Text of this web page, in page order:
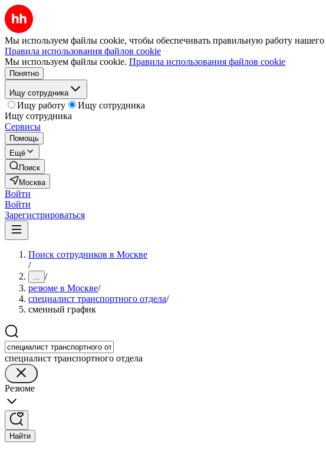
Мы используем файлы cookie, чтобы обеспечивать правильную работу нашего
Правила использования файлов cookie
Мы используем файлы cookie. Правила использования файлов cookie
Понятно
Ищу сотрудника
Ищу работу
Ищу сотрудника
Ищу сотрудника
Сервисы
Помощь
Ещё
Поиск
Москва
Войти
Войти
Зарегистрироваться
Поиск сотрудников в Москве
/
... /
резюме в Москве/
специалист транспортного отдела/
сменный график
специалист транспортного отдела
Резюме
Найти